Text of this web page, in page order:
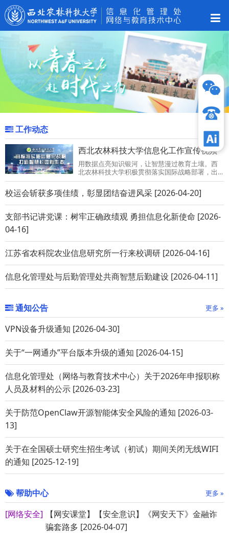
工作动态 更多 »
西北农林科技大学信息化工作宣传视频
用数据点亮知识银河，让智慧漫过教育土壤。西
北农林科技大学积极贯彻落实国际战略部署，出
台《西北农林科技大学关于实施信息化战略加快
创建世界一流农...
校运会斩获多项佳绩，彰显团结奋进风采 [2026-04-20]
支部书记讲党课：树牢正确政绩观 勇担信息化新使命 [2026-
04-16]
江苏省农科院农业信息研究所一行来校调研 [2026-04-16]
信息化管理处与后勤管理处共商智慧后勤建设 [2026-04-11]
通知公告 更多 »
VPN设备升级通知 [2026-04-30]
关于“一网通办”平台版本升级的通知 [2026-04-15]
信息化管理处（网络与教育技术中心）关于2026年申报职称
人员及材料的公示 [2026-03-23]
关于防范OpenClaw开源智能体安全风险的通知 [2026-03-
13]
关于在全国硕士研究生招生考试（初试）期间关闭无线WIFI
的通知 [2025-12-19]
帮助中心 更多 »
[网络安全]
【网安课堂】【安全意识】《网安天下》金融诈
骗套路多 [2026-04-07]